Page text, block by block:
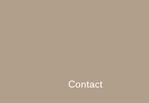
Contact